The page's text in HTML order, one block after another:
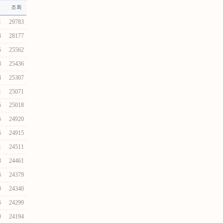
조회
29783
28177
25562
25436
25307
25071
25018
24920
24915
24511
24461
24379
24340
24299
24194